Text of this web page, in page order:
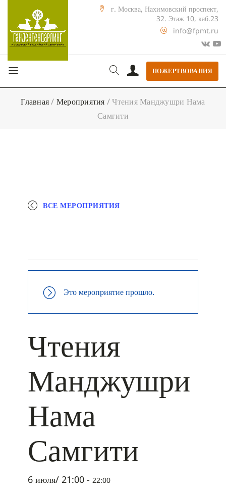
г. Москва, Нахимовский проспект,
32. Этаж 10, каб.23
info@fpmt.ru
ПОЖЕРТВОВАНИЯ
Главная/ Мероприятия /Чтения Манджушри Нама
Самгити
ВСЕ МЕРОПРИЯТИЯ
Это мероприятие прошло.
Чтения
Манджушри
Нама
Самгити
6 июля/ 21:00 - 22:00